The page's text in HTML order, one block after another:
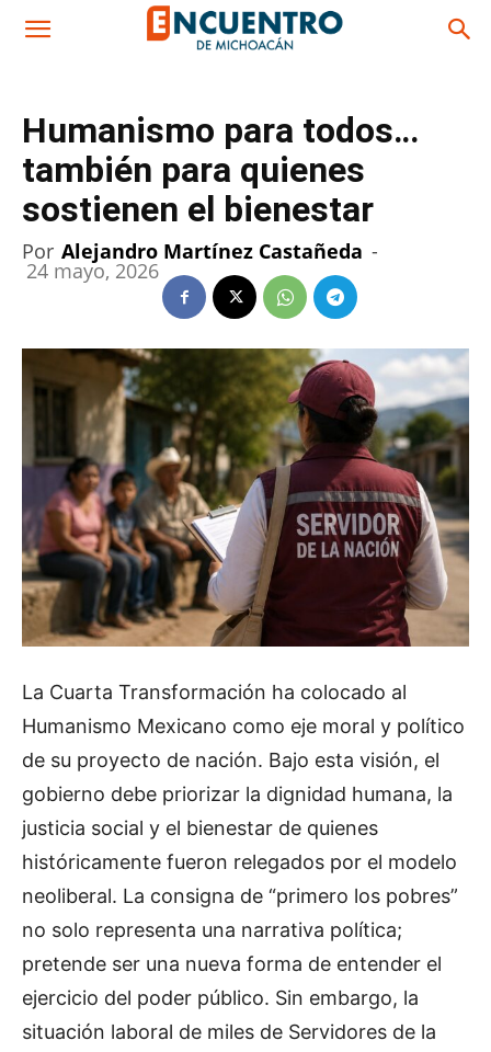
Humanismo para todos…
también para quienes
sostienen el bienestar
Por Alejandro Martínez Castañeda -
24 mayo, 2026
La Cuarta Transformación ha colocado al
Humanismo Mexicano como eje moral y político
de su proyecto de nación. Bajo esta visión, el
gobierno debe priorizar la dignidad humana, la
justicia social y el bienestar de quienes
históricamente fueron relegados por el modelo
neoliberal. La consigna de “primero los pobres”
no solo representa una narrativa política;
pretende ser una nueva forma de entender el
ejercicio del poder público. Sin embargo, la
situación laboral de miles de Servidores de la